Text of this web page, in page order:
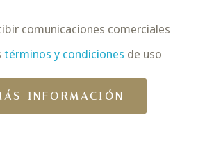
comunicaciones comerciales
términos y condiciones de uso